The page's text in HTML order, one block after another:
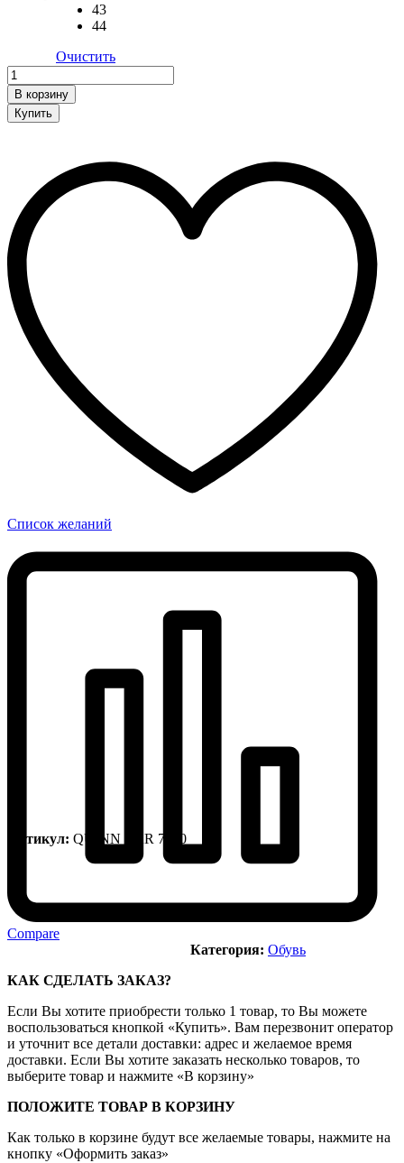
43
44
Очистить
Кроссовки
quantity
В корзину
Купить
Список желаний
Compare
Артикул: QUINN VAR 7500
Категория: Обувь
КАК СДЕЛАТЬ ЗАКАЗ?
Если Вы хотите приобрести только 1 товар, то Вы можете
воспользоваться кнопкой «Купить». Вам перезвонит оператор
и уточнит все детали доставки: адрес и желаемое время
доставки. Если Вы хотите заказать несколько товаров, то
выберите товар и нажмите «В корзину»
ПОЛОЖИТЕ ТОВАР В КОРЗИНУ
Как только в корзине будут все желаемые товары, нажмите на
кнопку «Оформить заказ»